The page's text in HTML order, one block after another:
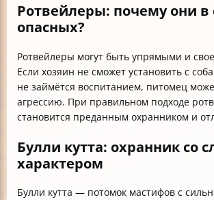
Ротвейлеры: почему они в
опасных?
Ротвейлеры могут быть упрямыми и
Если хозяин не сможет установить с
не займётся воспитанием, питомец
агрессию. При правильном подходе
становится преданным охранником и
Булли кутта: охранник со
характером
Булли кутта — потомок мастифов с